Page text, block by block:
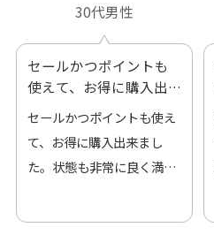
30代男性
セールかつポイントも
使えて、お得に購入出
来ました
セールかつポイントも使え
て、お得に購入出来まし
た。状態も非常に良く満足